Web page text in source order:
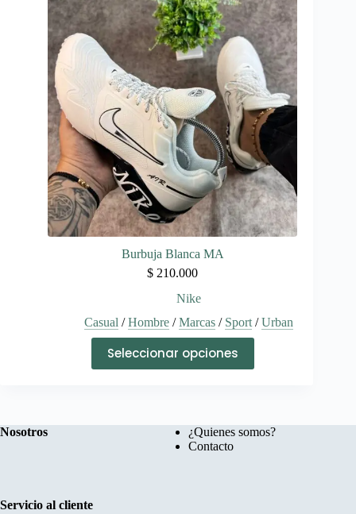
Las
opciones
se
pueden
elegir
en
la
página
de
producto
Burbuja Blanca MA
$ 210.000
Nike
Casual /Hombre/Marcas/ Sport/Urban
Seleccionar opciones
producto
tiene
opciones
se
Nosotros
¿Quienes somos?
Contacto
Servicio al cliente